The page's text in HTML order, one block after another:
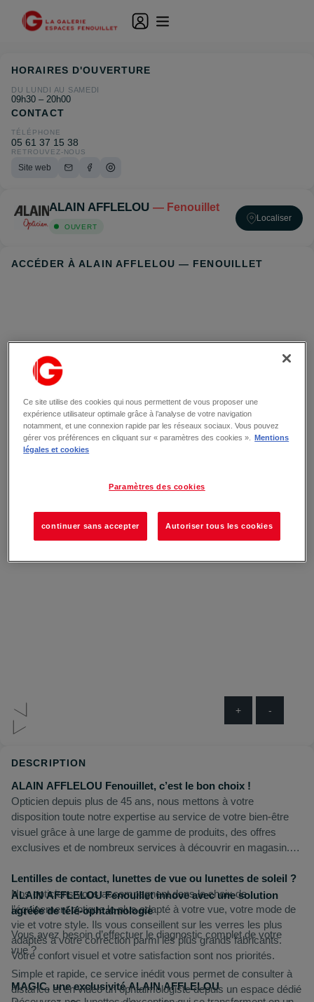
ALAIN AFFLELOU — Fenouillet
OUVERT
Localiser
ACCÉDER À ALAIN AFFLELOU — FENOUILLET
+ -
HORAIRES D'OUVERTURE
DU LUNDI AU SAMEDI
09h30 – 20h00
CONTACT
TÉLÉPHONE
05 61 37 15 38
RETROUVEZ-NOUS
Site web
DESCRIPTION
ALAIN AFFLELOU Fenouillet, c’est le bon choix !
Opticien depuis plus de 45 ans, nous mettons à votre
disposition toute notre expertise au service de votre bien-être
visuel grâce à une large de gamme de produits, des offres
exclusives et de nombreux services à découvrir en magasin.
Lentilles de contact, lunettes de vue ou lunettes de soleil ?
Nos opticiens vous accompagnent dans le choix de
l’équipement optique le plus adapté à votre vue, votre mode de
vie et votre style. Ils vous conseillent sur les verres les plus
adaptés à votre correction parmi les plus grands fabricants.
Votre confort visuel et votre satisfaction sont nos priorités.
MAGIC, une exclusivité ALAIN AFFLELOU
ALAIN AFFLELOU Fenouillet innove avec une solution
agréée de télé-ophtalmologie
Vous avez besoin d’effectuer le diagnostic complet de votre
vue ?
Simple et rapide, ce service inédit vous permet de consulter à
distance et en vidéo un ophtalmologiste depuis un espace dédié
Ce site utilise des cookies qui nous permettent de vous proposer une
expérience utilisateur optimale grâce à l’analyse de votre navigation
notamment, et une connexion rapide par les réseaux sociaux. Vous pouvez
gérer vos préférences en cliquant sur « paramètres des cookies ».
Mentions
légales et cookies
Paramètres des cookies
continuer sans accepter Autoriser tous les cookies